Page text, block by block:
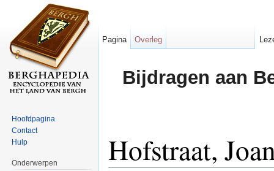
Bijdragen aan
Hofstraat,
Pagina Overleg
Hoofdpagina
Contact
Hulp
Onderwerpen